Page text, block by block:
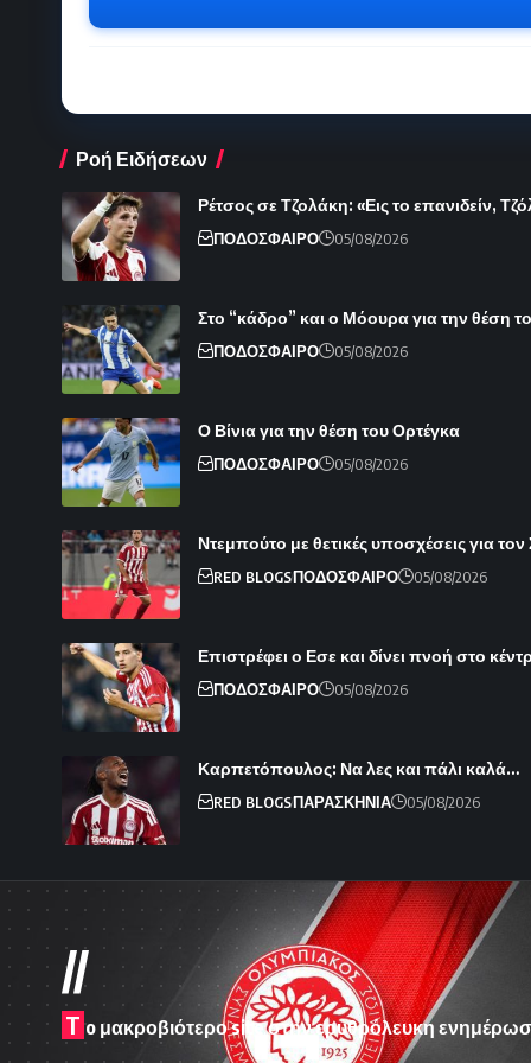
Ροή Ειδήσεων
Ρέτσος σε Τζολάκη: «Εις το επανιδείν,
ΠΟΔΟΣΦΑΙΡΟ 05/08/2026
Στο “κάδρο” και ο Μόουρα για την θέση
ΠΟΔΟΣΦΑΙΡΟ 05/08/2026
Ο Βίνια για την θέση του Ορτέγκα
ΠΟΔΟΣΦΑΙΡΟ 05/08/2026
Ντεμπούτο με θετικές υποσχέσεις για τον
RED BLOGSΠΟΔΟΣΦΑΙΡΟ 05/08/2026
Επιστρέφει ο Εσε και δίνει πνοή στο
ΠΟΔΟΣΦΑΙΡΟ 05/08/2026
Καρπετόπουλος: Να λες και πάλι καλά…
RED BLOGSΠΑΡΑΣΚΗΝΙΑ 05/08/2026
//
T o μακροβιότερο site στην ερυθρόλευκη